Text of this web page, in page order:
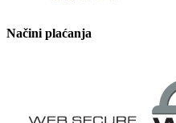
Načini plaćanja